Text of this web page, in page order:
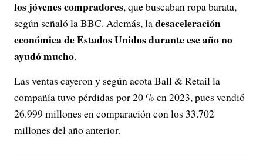
los jóvenes compradores, que buscaban ropa barata,
según señaló la BBC. Además, ladesaceleración
económica de Estados Unidos durante ese año no
ayudó mucho.
Las ventas cayeron y según acota Ball & Retail la
compañía tuvo pérdidas por 20 % en 2023, pues vendió
26.999 millones en comparación con los 33.702
millones del año anterior.